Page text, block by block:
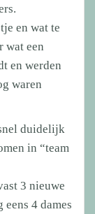
en wat te
wat een
en werden
waren
duidelijk
in “team
3 nieuwe
4 dames